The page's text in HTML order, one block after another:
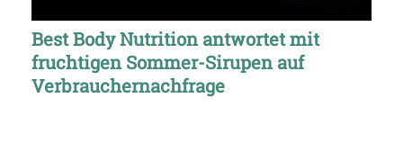
Best Body Nutrition antwortet mit
fruchtigen Sommer-Sirupen auf
Verbrauchernachfrage